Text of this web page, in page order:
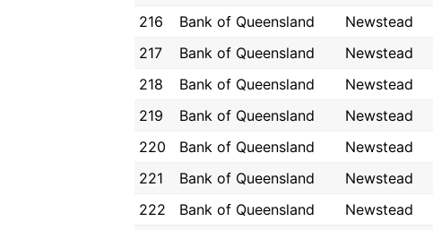
216
Bank of Queensland Newstead
217
Bank of Queensland Newstead
218
Bank of Queensland Newstead
219
Bank of Queensland Newstead
220
Bank of Queensland Newstead
221
Bank of Queensland Newstead
222
Bank of Queensland Newstead